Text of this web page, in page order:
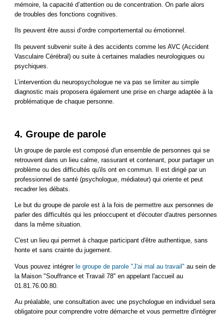
mémoire, la capacité d’attention ou de concentration. On parle alors
de troubles des fonctions cognitives.
Ils peuvent être aussi d’ordre comportemental ou émotionnel.
Ils peuvent subvenir suite à des accidents comme les AVC (Accident
Vasculaire Cérébral) ou suite à certaines maladies neurologiques ou
psychiques.
L’intervention du neuropsychologue ne va pas se limiter au simple
diagnostic mais proposera également une prise en charge adaptée à la
problématique de chaque personne.
4. Groupe de parole
Un groupe de parole est composé d'un ensemble de personnes qui se
retrouvent dans un lieu calme, rassurant et contenant, pour partager un
problème ou des difficultés qu'ils ont en commun. Il est dirigé par un
professionnel de santé (psychologue, médiateur) qui oriente et peut
recadrer les débats.
Le but du groupe de parole est à la fois de permettre aux personnes de
parler des difficultés qui les préoccupent et d'écouter d'autres personnes
dans la même situation.
C'est un lieu qui permet à chaque participant d'être authentique, sans
honte et sans crainte du jugement.
Vous pouvez intégrer le groupe de parole "J'ai mal au travail" au sein de
la Maison "Souffrance et Travail 78" en appelant l'accueil au
01.81.76.00.80.
Au préalable, une consultation avec une psychologue en individuel sera
obligatoire pour comprendre votre démarche et vous permettre d'intégrer